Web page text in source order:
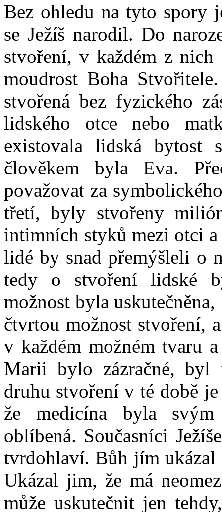
Bez ohledu na tyto spory
se Ježíš narodil. Do
stvoření, v každém z nich
moudrost Boha
stvořená bez fyzického
lidského otce nebo
existovala lidská bytost
člověkem byla Eva.
považovat za
třetí, byly stvořeny
intimních styků mezi otci
lidé by snad přemýšleli o
tedy o stvoření lidské
možnost byla
čtvrtou možnost stvoření,
v každém možném tvaru
Marii bylo zázračné,
druhu stvoření v té době
že medicína byla
oblíbená. Současníci
tvrdohlaví. Bůh jím ukázal
Ukázal jim, že má
může uskutečnit jen